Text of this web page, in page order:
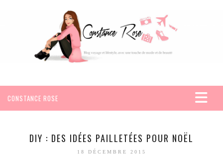
CONSTANCE ROSE
VOYAGES
DIY : DES IDÉES PAILLETÉES POUR NOËL
18 DÉCEMBRE 2015